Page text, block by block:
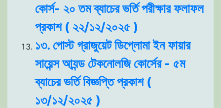
কোর্স- ২০ তম ব্যাচের ভর্তি পরীক্ষার ফলাফল
প্রকাশ ( ২২/১২/২০২৫ )
১৩. পোস্ট গ্রাজুয়েট ডিপ্লোমা ইন ফায়ার
সায়েন্স আ্যন্ড টেকনোলজি কোর্সের - ৫ম
ব্যাচের ভর্তি বিজ্ঞপ্তি প্রকাশ (
১৩/১২/২০২৫ )